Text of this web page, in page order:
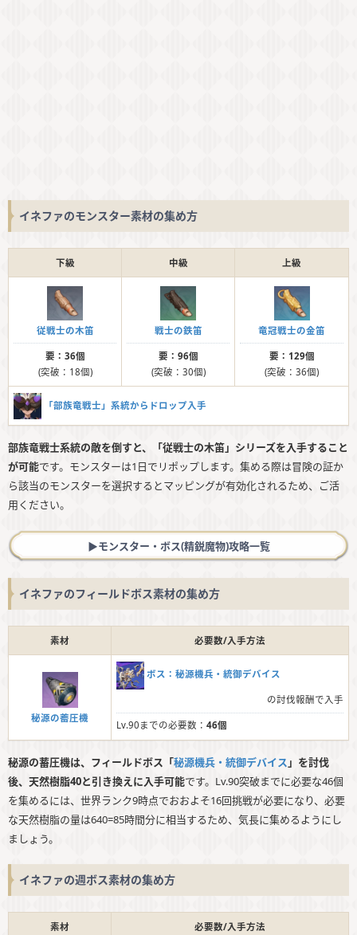
イネファのモンスター素材の集め方
下級 中級 上級
従戦士の木笛
要：36個
(突破：18個)
戦士の鉄笛
要：96個
(突破：30個)
竜冠戦士の金笛
要：129個
(突破：36個)
「部族竜戦士」系統からドロップ入手
部族竜戦士系統の敵を倒すと、「従戦士の木笛」シリーズを入手すること
が可能です。モンスターは1日でリポップします。集める際は冒険の証か
ら該当のモンスターを選択するとマッピングが有効化されるため、ご活
用ください。
▶︎モンスター・ボス(精鋭魔物)攻略一覧
イネファのフィールドボス素材の集め方
素材 必要数/入手方法
秘源の蓄圧機
ボス：秘源機兵・統御デバイス
の討伐報酬で入手
Lv.90までの必要数： 46個
秘源の蓄圧機は、フィールドボス「秘源機兵・統御デバイス 」を討伐
後、天然樹脂40と引き換えに入手可能です。Lv.90突破までに必要な46個
を集めるには、世界ランク9時点でおおよそ16回挑戦が必要になり、必要
な天然樹脂の量は640=85時間分に相当するため、気長に集めるようにし
ましょう。
イネファの週ボス素材の集め方
素材 必要数/入手方法